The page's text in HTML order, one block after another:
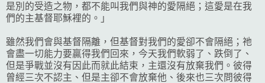
是別的受造之物，都不能叫我們與神的愛隔絕；這愛是在我
們的主基督耶穌裡的。」
雖然我們會與基督隔離，但基督對我們的愛卻不會隔絕；祂
會盡一切能力要贏得我們回來，今天我們軟弱了、跌倒了、
但是爭戰並沒有因此而就此結束，主還沒有放棄我們。彼得
曾經三次不認主、但是主卻不會放棄他、後來也三次問彼得